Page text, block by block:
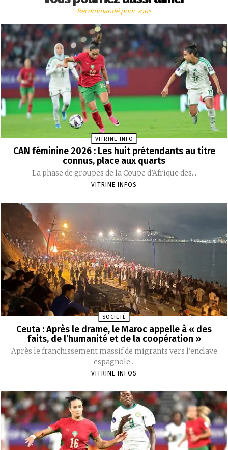
Recommandé pour vous
VITRINE INFO
CAN féminine 2026 : Les huit prétendants au titre
connus, place aux quarts
La phase de groupes de la Coupe d’Afrique des...
VITRINE INFOS
SOCIÉTÉ
Ceuta : Après le drame, le Maroc appelle à « des
faits, de l’humanité et de la coopération »
Après le franchissement massif de migrants vers l'enclave
espagnole...
VITRINE INFOS